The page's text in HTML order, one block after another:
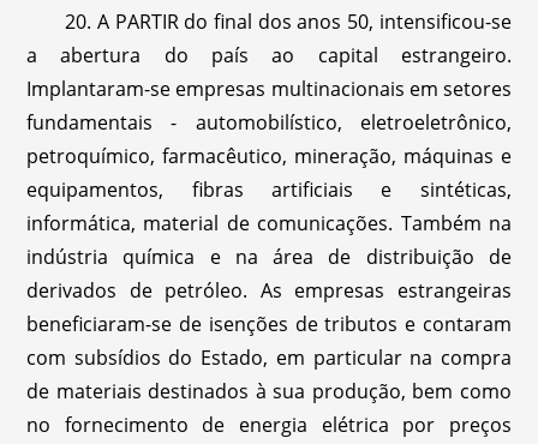
20. A PARTIR do final dos anos 50, intensificou-se
a abertura do país ao capital estrangeiro.
Implantaram-se empresas multinacionais em setores
fundamentais - automobilístico, eletroeletrônico,
petroquímico, farmacêutico, mineração, máquinas e
equipamentos, fibras artificiais e sintéticas,
informática, material de comunicações. Também na
indústria química e na área de distribuição de
derivados de petróleo. As empresas estrangeiras
beneficiaram-se de isenções de tributos e contaram
com subsídios do Estado, em particular na compra
de materiais destinados à sua produção, bem como
no fornecimento de energia elétrica por preços